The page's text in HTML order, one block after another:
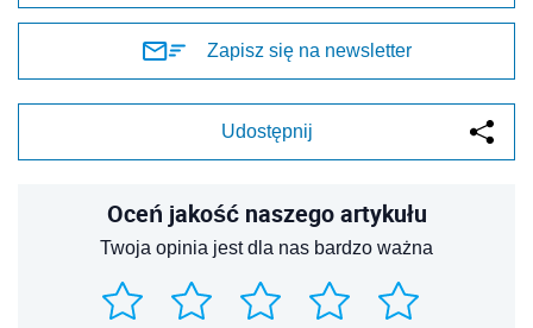
Zapisz się na newsletter
Udostępnij
Oceń jakość naszego artykułu
Twoja opinia jest dla nas bardzo ważna